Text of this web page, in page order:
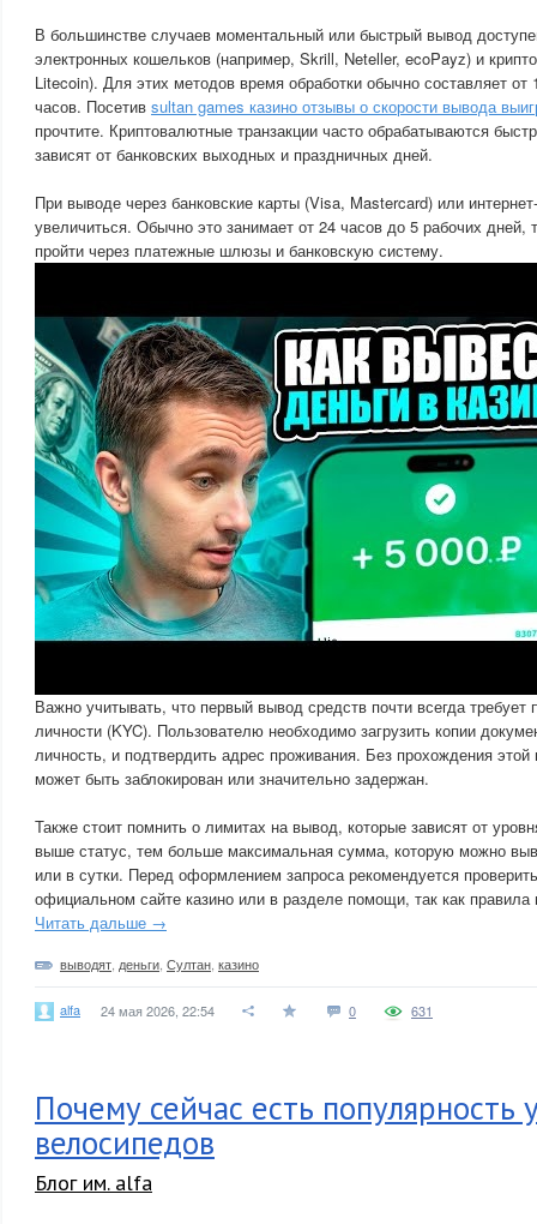
В большинстве случаев моментальный или быстрый вывод
электронных кошельков (например, Skrill, Neteller, ecoPayz) и
Litecoin). Для этих методов время обработки обычно составляет от
часов. Посетив sultan games казино отзывы о скорости вывода
прочтите. Криптовалютные транзакции часто обрабатываются
зависят от банковских выходных и праздничных дней.
При выводе через банковские карты (Visa, Mastercard) или
увеличиться. Обычно это занимает от 24 часов до 5 рабочих дней,
пройти через платежные шлюзы и банковскую систему.
Важно учитывать, что первый вывод средств почти всегда требует
личности (KYC). Пользователю необходимо загрузить копии
личность, и подтвердить адрес проживания. Без прохождения
может быть заблокирован или значительно задержан.
Также стоит помнить о лимитах на вывод, которые зависят от
выше статус, тем больше максимальная сумма, которую можно
или в сутки. Перед оформлением запроса рекомендуется
официальном сайте казино или в разделе помощи, так как правила
Читать дальше →
выводят деньги Султан казино
alfa 24 мая 2026, 22:54 0 631
Почему сейчас есть популярность
велосипедов
Блог им. alfa